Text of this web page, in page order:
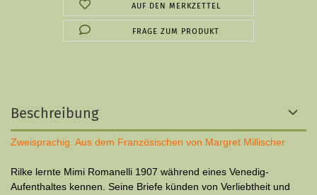
AUF DEN MERKZETTEL
FRAGE ZUM PRODUKT
Beschreibung
Zweisprachig. Aus dem Französischen von Margret Millischer
Rilke lernte Mimi Romanelli 1907 während eines Venedig-
Aufenthaltes kennen. Seine Briefe künden von Verliebtheit und